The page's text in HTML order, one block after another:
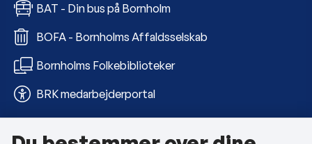
BAT - Din bus på Bornholm
BOFA - Bornholms Affaldsselskab
Bornholms Folkebiblioteker
BRK medarbejderportal